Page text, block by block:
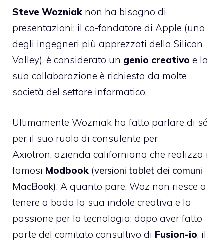
Steve Wozniak non ha bisogno di
presentazioni; il co-fondatore di Apple (uno
degli ingegneri più apprezzati della Silicon
Valley), è considerato un genio creativo e la
sua collaborazione è richiesta da molte
società del settore informatico.
Ultimamente Wozniak ha fatto parlare di sé
per il suo ruolo di consulente per
Axiotron, azienda californiana che realizza i
famosi Modbook (versioni tablet dei comuni
MacBook). A quanto pare, Woz non riesce a
tenere a bada la sua indole creativa e la
passione per la tecnologia; dopo aver fatto
parte del comitato consultivo di Fusion-io, il